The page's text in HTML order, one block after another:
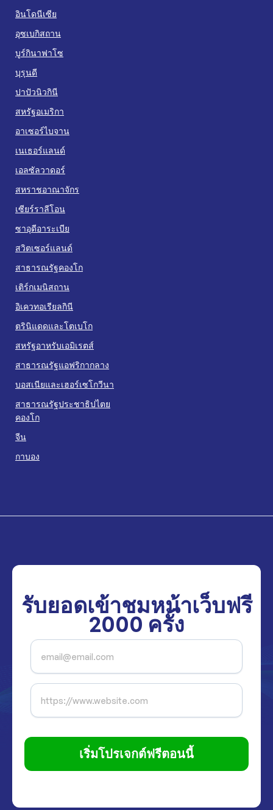
อินโดนีเซีย
อุซเบกิสถาน
บูร์กินาฟาโซ
บุรุนดี
ปาปัวนิวกินี
สหรัฐอเมริกา
อาเซอร์ไบจาน
เนเธอร์แลนด์
เอลซัลวาดอร์
สหราชอาณาจักร
เซียร์ราลีโอน
ซาอุดีอาระเบีย
สวิตเซอร์แลนด์
สาธารณรัฐคองโก
เติร์กเมนิสถาน
อิเควทอเรียลกินี
ตรินิแดดและโตเบโก
สหรัฐอาหรับเอมิเรตส์
สาธารณรัฐแอฟริกากลาง
บอสเนียและเฮอร์เซโกวีนา
สาธารณรัฐประชาธิปไตย
คองโก
จีน
กาบอง
รับยอดเข้าชมหน้าเว็บฟรี
2000 ครั้ง
เริ่มโปรเจกต์ฟรีตอนนี้